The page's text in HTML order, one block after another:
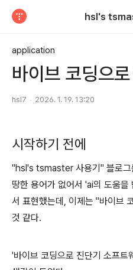
hsl's
application
바이브 코딩으
hsl7 2026. 1. 19. 13:20
시작하기 전에
"hsl's tsmaster 사용기" 블로그
땅한 용어가 없어서 'ai의 도움
서 표현했는데, 이제는 "바이브
것 같다.
'바이브 코딩으로 진단기 소프트